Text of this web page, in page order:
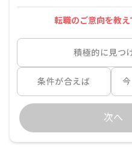
転職のご意向を教
積極的に見つ
条件が合えば
次へ